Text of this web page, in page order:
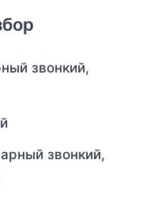
звонкий,
звонкий,